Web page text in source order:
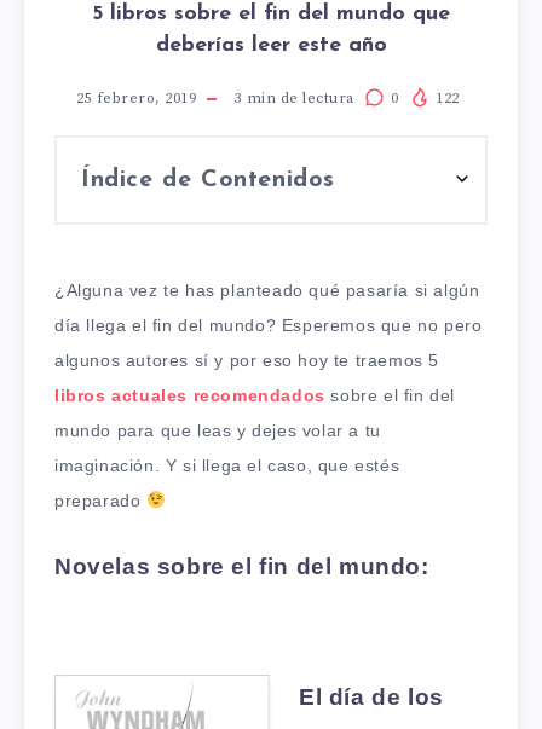
5 libros sobre el fin del mundo que
deberías leer este año
25 febrero, 2019 3 min de lectura 0 122
Índice de Contenidos
¿Alguna vez te has planteado qué pasaría si algún
día llega el fin del mundo? Esperemos que no pero
algunos autores sí y por eso hoy te traemos 5
libros actuales recomendados sobre el fin del
mundo para que leas y dejes volar a tu
imaginación. Y si llega el caso, que estés
preparado
Novelas sobre el fin del mundo:
El día de los